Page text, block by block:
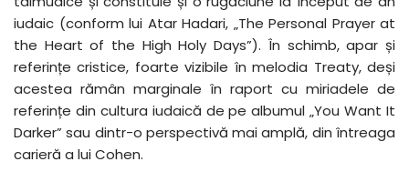
iudaic (conform lui Atar Hadari, „The Personal Prayer at
the Heart of the High Holy Days”). În schimb, apar și
referințe cristice, foarte vizibile în melodia Treaty, deși
acestea rămân marginale în raport cu miriadele de
referințe din cultura iudaică de pe albumul „You Want It
Darker” sau dintr-o perspectivă mai amplă, din întreaga
carieră a lui Cohen.